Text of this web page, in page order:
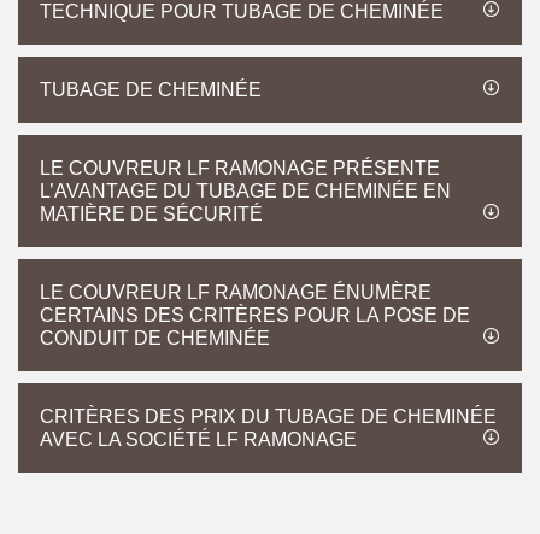
TECHNIQUE POUR TUBAGE DE CHEMINÉE
TUBAGE DE CHEMINÉE
LE COUVREUR LF RAMONAGE PRÉSENTE
L’AVANTAGE DU TUBAGE DE CHEMINÉE EN
MATIÈRE DE SÉCURITÉ
LE COUVREUR LF RAMONAGE ÉNUMÈRE
CERTAINS DES CRITÈRES POUR LA POSE DE
CONDUIT DE CHEMINÉE
CRITÈRES DES PRIX DU TUBAGE DE CHEMINÉE
AVEC LA SOCIÉTÉ LF RAMONAGE